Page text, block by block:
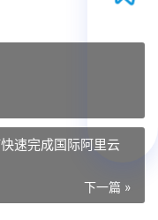
速完成国际阿里云
下一篇 »